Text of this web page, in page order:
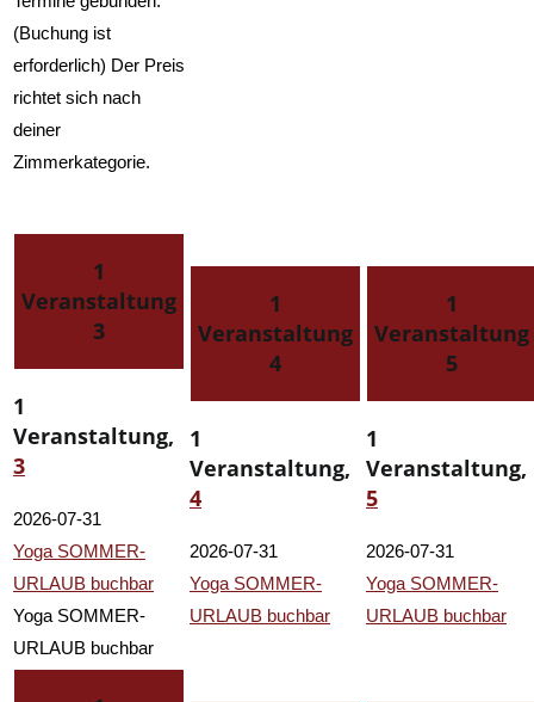
(Buchung ist
erforderlich) Der Preis
richtet sich nach
deiner
Zimmerkategorie.
1
Veranstaltung
3
1
Veranstaltung,
3
2026-07-31
Yoga SOMMER-
URLAUB buchbar
Yoga SOMMER-
URLAUB buchbar
1
Veranstaltung
4
1
Veranstaltung,
4
2026-07-31
Yoga SOMMER-
URLAUB buchbar
1
Veranstaltung
5
1
Veranstaltung,
5
2026-07-31
Yoga SOMMER-
URLAUB buchbar